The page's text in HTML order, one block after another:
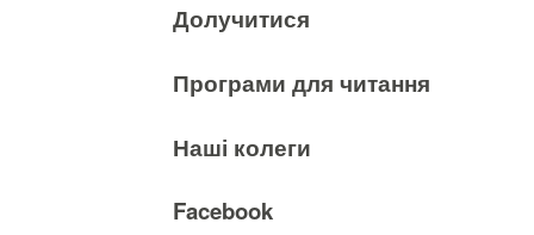
Долучитися
Програми для читання
Наші колеги
Facebook